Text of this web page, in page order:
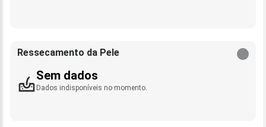
Ressecamento da Pele
Sem dados
Dados indisponíveis no momento.